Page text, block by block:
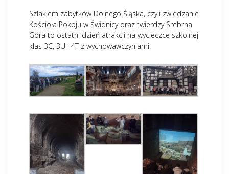
Szlakiem zabytków Dolnego Śląska, czyli zwiedzanie
Kościoła Pokoju w Świdnicy oraz twierdzy Srebrna
Góra to ostatni dzień atrakcji na wycieczce szkolnej
klas 3C, 3U i 4T z wychowawczyniami.